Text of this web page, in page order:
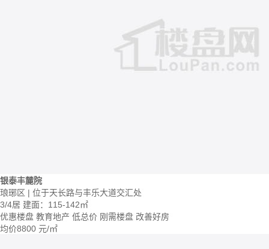
银泰丰麓院
琅琊区 | 位于天长路与丰乐大道交汇处
3/4居 建面：115-142㎡
优惠楼盘 教育地产 低总价 刚需楼盘 改善好房
均价8800 元/㎡